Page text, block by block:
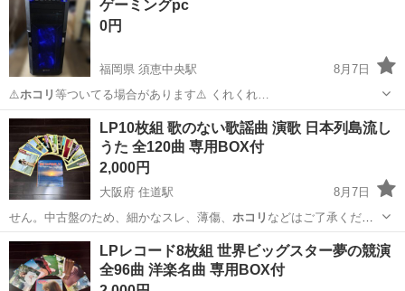
ゲーミングpc
0円
福岡県 須恵中央駅
8月7日
⚠️ ホコリ 等ついてる場合があります⚠️ くれくれ…
福岡 糟屋郡 須恵中央駅 パソコン
LP10枚組 歌のない歌謡曲 演歌 日本列島流し
うた 全120曲 専用BOX付
2,000円
大阪府 住道駅
8月7日
せん。中古盤のため、細かなスレ、薄傷、 ホコリ などはご了承くださ
い。 全盤の再…
大阪 大東市 その他
LPレコード8枚組 世界ビッグスター夢の競演
全96曲 洋楽名曲 専用BOX付